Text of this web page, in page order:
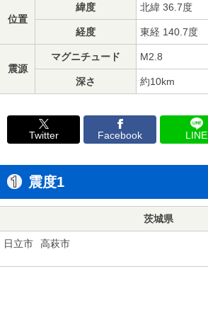
位置
緯度 北緯 36.7度
経度 東経 140.7度
震源
マグニチュード M2.8
深さ 約10km
Twitter Facebook LINE
震度1
茨城県
日立市 高萩市